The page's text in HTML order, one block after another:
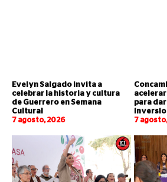
Evelyn Salgado invita a
celebrar la historia y cultura
de Guerrero en Semana
Cultural
7 agosto, 2026
acelerar
para
7